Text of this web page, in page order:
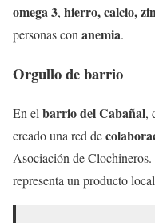
omega 3, hierro, calcio,
personas conanemia.
Orgullo de barrio
En el barrio del Cabañal,
creado una red de
Asociación de Clochineros.
representa un producto